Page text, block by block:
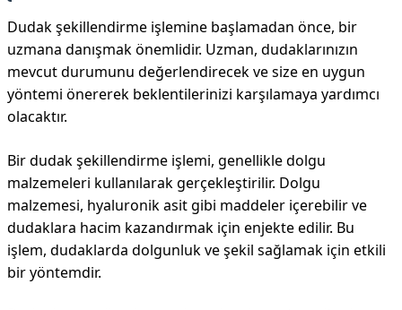
Dudak şekillendirme işlemine başlamadan önce, bir
uzmana danışmak önemlidir. Uzman, dudaklarınızın
mevcut durumunu değerlendirecek ve size en uygun
yöntemi önererek beklentilerinizi karşılamaya yardımcı
olacaktır.
Bir dudak şekillendirme işlemi, genellikle dolgu
malzemeleri kullanılarak gerçekleştirilir. Dolgu
malzemesi, hyaluronik asit gibi maddeler içerebilir ve
dudaklara hacim kazandırmak için enjekte edilir. Bu
işlem, dudaklarda dolgunluk ve şekil sağlamak için etkili
bir yöntemdir.